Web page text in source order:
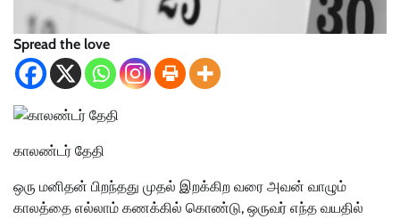
Spread the love
காலண்டர் தேதி
ஒரு மனிதன் பிறந்தது முதல் இறக்கிற வரை அவன் வாழும்
காலத்தை எல்லாம் கணக்கில் கொண்டு, ஒருவர் எந்த வயதில்